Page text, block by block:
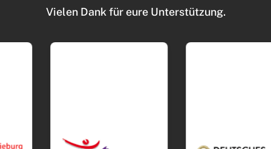
Vielen Dank für eure Unterstützung.